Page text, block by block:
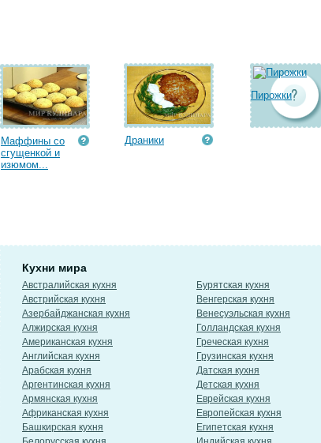
Маффины со
сгущенкой и
изюмом...
Драники
Пирожки
Кухни мира
Австралийская кухня
Австрийская кухня
Азербайджанская кухня
Алжирская кухня
Американская кухня
Английская кухня
Арабская кухня
Аргентинская кухня
Армянская кухня
Африканская кухня
Башкирская кухня
Бурятская кухня
Венгерская кухня
Венесуэльская кухня
Голландская кухня
Греческая кухня
Грузинская кухня
Датская кухня
Детская кухня
Еврейская кухня
Европейская кухня
Египетская кухня